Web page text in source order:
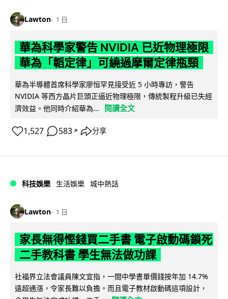
Lawton 1 日
華為科學家警告 NVIDIA 已近物理極限
華為「韜定律」可繞過摩爾定律瓶頸
華為半導體首席科學家廖恒罕見接受近 5 小時專訪，警告
NVIDIA 等西方晶片巨頭正逼近物理極限，傳統製程升級已失經
濟效益。他同時介紹華為...
閱讀全文
1,527 583 ↗ 分享
科技娛樂 生活娛樂 城中熱話
Lawton 1 日
家長無得慳錢買二手書 電子啟動碼鎖死
二手教科書 學生無法做功課
社福界立法會議員陳文宜指，一間中學書單價錢按年加 14.7%
遠超通漲，令家長難以負擔。而且電子教材啟動碼這項設計，